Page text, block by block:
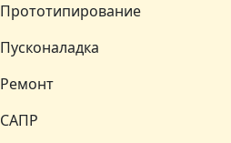
Прототипирование
Пусконаладка
Ремонт
САПР